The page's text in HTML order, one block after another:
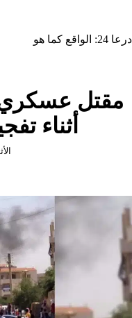
درعا 24: الواقع كما هو
مقتل عسكري
أثناء